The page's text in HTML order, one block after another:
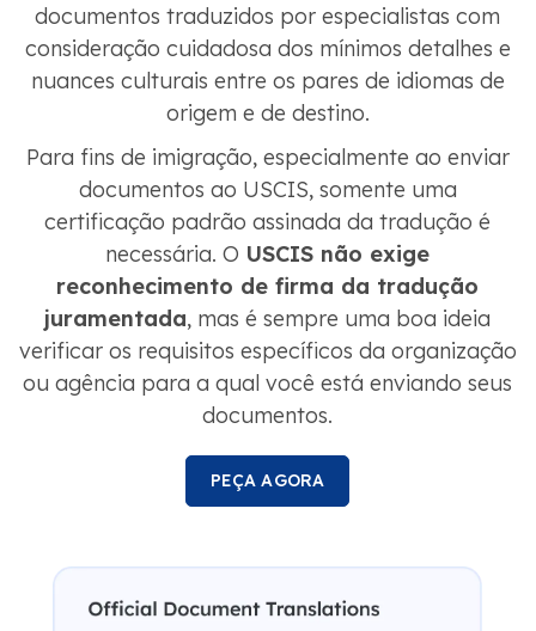
documentos traduzidos por especialistas com
consideração cuidadosa dos mínimos detalhes e
nuances culturais entre os pares de idiomas de
origem e de destino.
Para fins de imigração, especialmente ao enviar
documentos ao USCIS, somente uma
certificação padrão assinada da tradução é
necessária. O USCIS não exige
reconhecimento de firma da tradução
juramentada, mas é sempre uma boa ideia
verificar os requisitos específicos da organização
ou agência para a qual você está enviando seus
documentos.
PEÇA AGORA